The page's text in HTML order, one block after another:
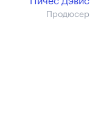
Продюсер